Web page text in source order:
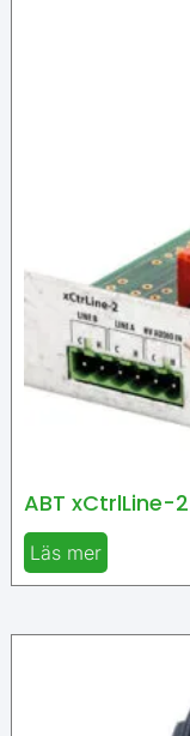
ABT xCtrlLine-2
Läs mer